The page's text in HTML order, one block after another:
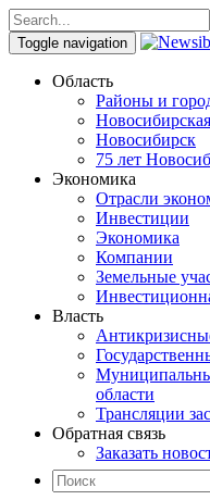
Toggle navigation
Область
Районы и
Новосибирск
75 лет
Экономика
Отрасли
Инвестиции
Экономика
Компании
Земельные
Власть
области
Трансляции
Обратная связь
Заказать